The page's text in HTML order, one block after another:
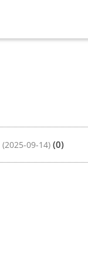
(2025-09-14) (0)